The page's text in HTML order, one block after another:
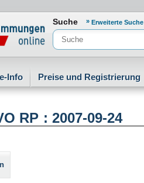
Suche Erweiterte Suche
Info Preise und Registrierung
RP : 2007-09-24